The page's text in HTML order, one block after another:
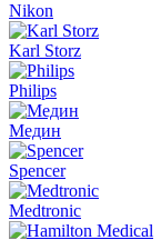
Nikon
Karl Storz
Philips
Медин
Spencer
Medtronic